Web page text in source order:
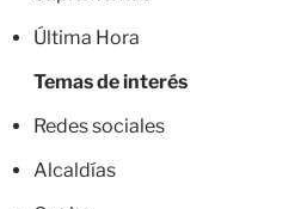
Última Hora
Temas de interés
Redes sociales
Alcaldías